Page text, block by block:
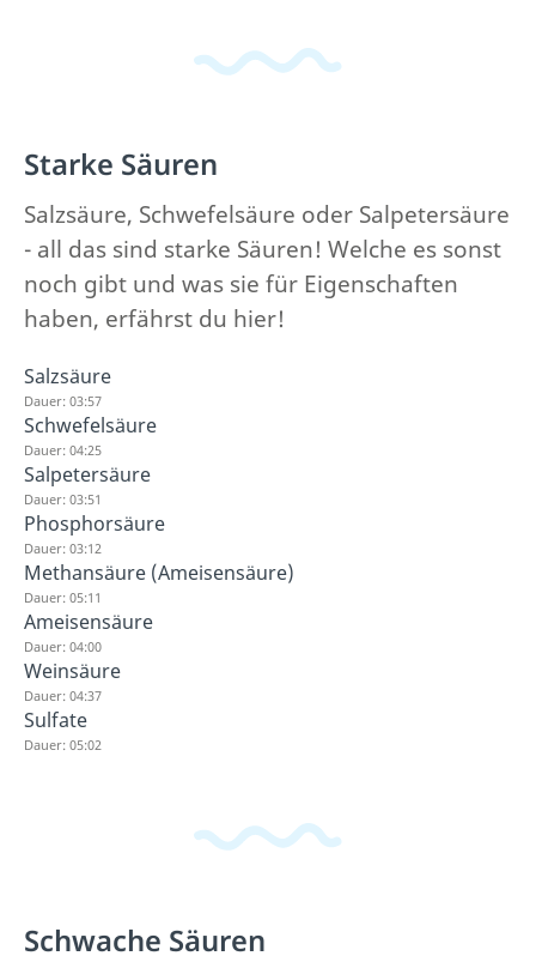
Starke Säuren
Salzsäure, Schwefelsäure oder Salpetersäure
- all das sind starke Säuren! Welche es sonst
noch gibt und was sie für Eigenschaften
haben, erfährst du hier!
Salzsäure
Dauer: 03:57
Schwefelsäure
Dauer: 04:25
Salpetersäure
Dauer: 03:51
Phosphorsäure
Dauer: 03:12
Methansäure (Ameisensäure)
Dauer: 05:11
Ameisensäure
Dauer: 04:00
Weinsäure
Dauer: 04:37
Sulfate
Dauer: 05:02
Schwache Säuren